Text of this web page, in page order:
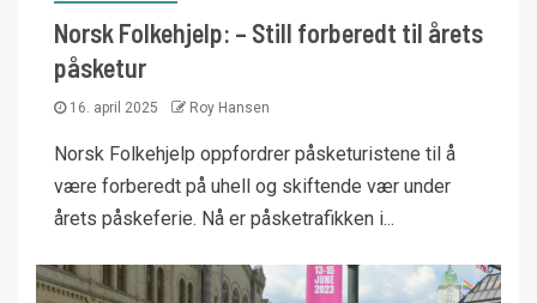
Norsk Folkehjelp: – Still forberedt til årets
påsketur
16. april 2025 Roy Hansen
Norsk Folkehjelp oppfordrer påsketuristene til å
være forberedt på uhell og skiftende vær under
årets påskeferie. Nå er påsketrafikken i...